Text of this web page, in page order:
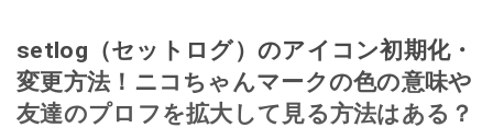
setlog（セットログ）のアイコン初期化・
変更方法！ニコちゃんマークの色の意味や
友達のプロフを拡大して見る方法はある？